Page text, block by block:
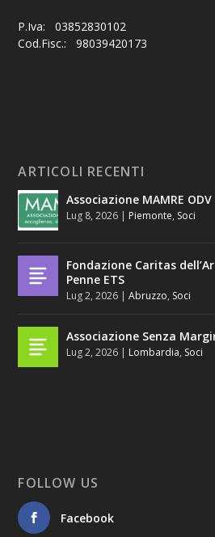
P.Iva: 03852830102
Cod.Fisc.: 98039420173
ARTICOLI RECENTI
Associazione MAMRE ODV
Lug 8, 2026 | Piemonte, Soci
Fondazione Caritas
Penne ETS
Lug 2, 2026 |Abruzzo, Soci
Associazione Senza
Lug 2, 2026 | Lombardia, Soci
FOLLOW US
Facebook